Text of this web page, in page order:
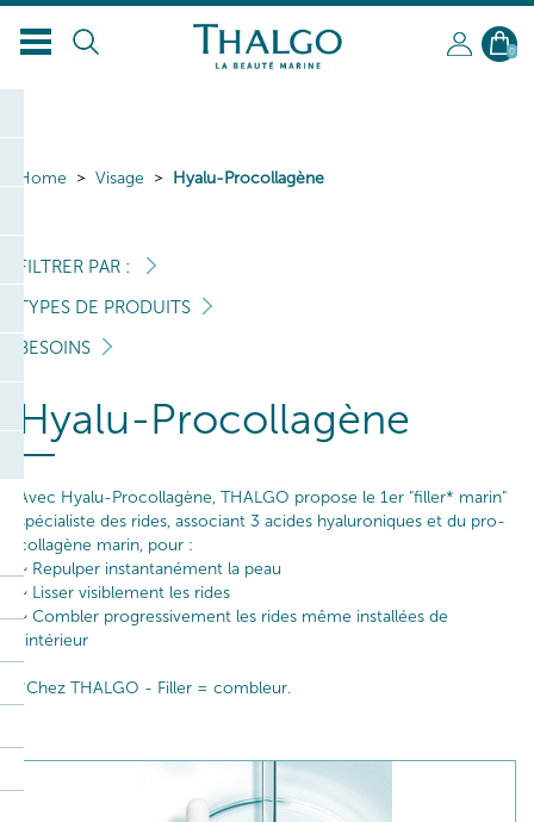
0
Home Visage Hyalu-Procollagène
FILTRER PAR :
TYPES DE PRODUITS
BESOINS
Hyalu-Procollagène
Avec Hyalu-Procollagène, THALGO propose le 1er "filler* marin"
spécialiste des rides, associant 3 acides hyaluroniques et du pro-
collagène marin, pour :​
~ Repulper instantanément la peau​
~ Lisser visiblement les rides​
~ Combler progressivement les rides même installées de
l’intérieur​ ​
*Chez THALGO - Filler = combleur.